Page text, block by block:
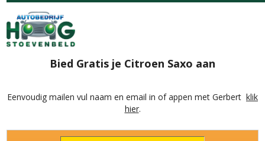
Bied Gratis je Citroen Saxo aan
Eenvoudig mailen vul naam en email in of appen met Gerbert klik
hier.